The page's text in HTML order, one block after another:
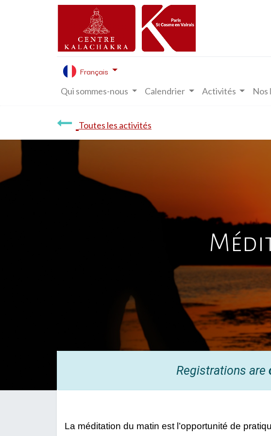
Français
Qui sommes-nous Calendrier Activités Nos
Toutes les activités
Registrations are
La méditation du matin est l’opportunité de